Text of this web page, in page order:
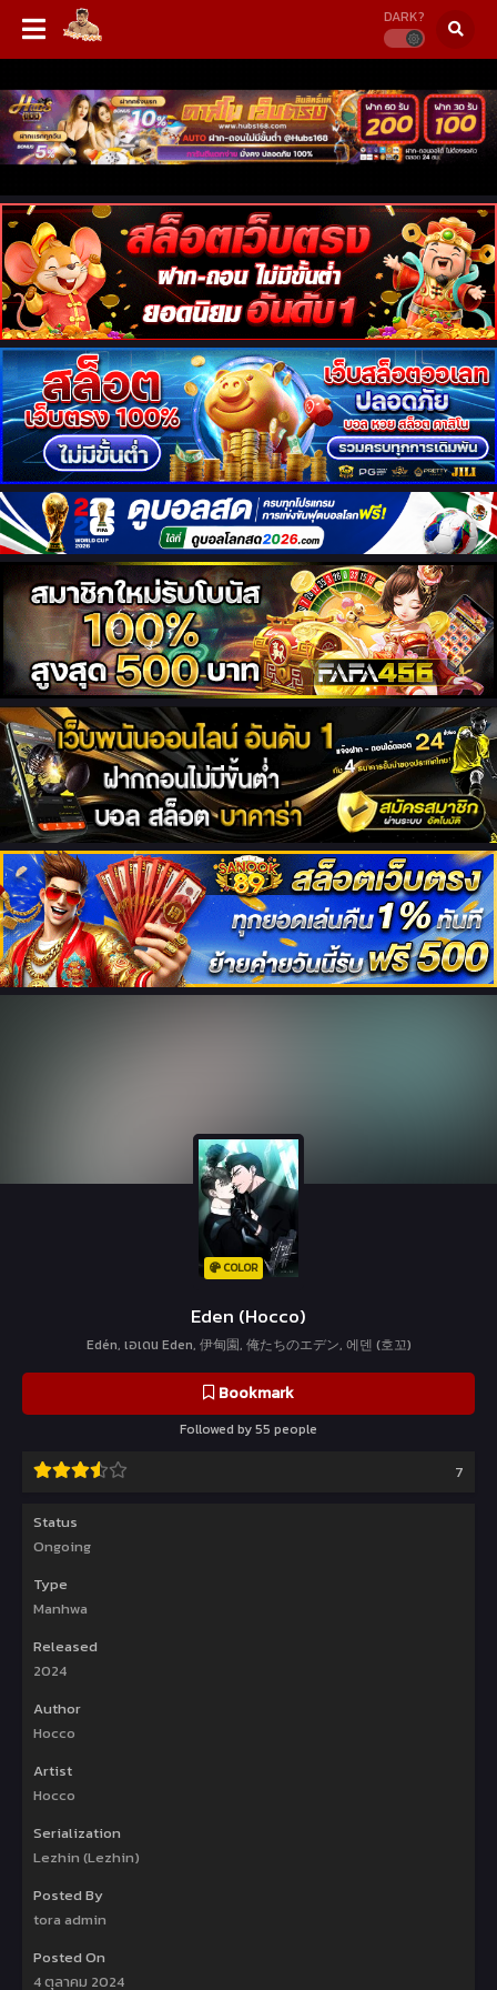
DARK?
COLOR
Eden (Hocco)
Edén, เอเดน Eden, 伊甸園, 俺たちのエデン, 에덴 (호꼬)
Bookmark
Followed by 55 people
7
Status
Ongoing
Type
Manhwa
Released
2024
Author
Hocco
Artist
Hocco
Serialization
Lezhin (Lezhin)
Posted By
tora admin
Posted On
4 ตุลาคม 2024